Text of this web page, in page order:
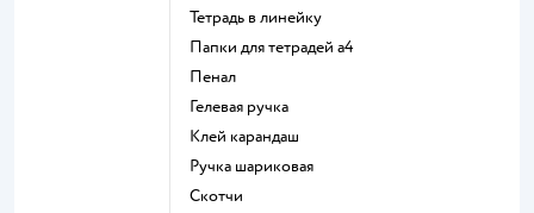
Тетрадь в линейку
Папки для тетрадей а4
Пенал
Гелевая ручка
Клей карандаш
Ручка шариковая
Скотчи